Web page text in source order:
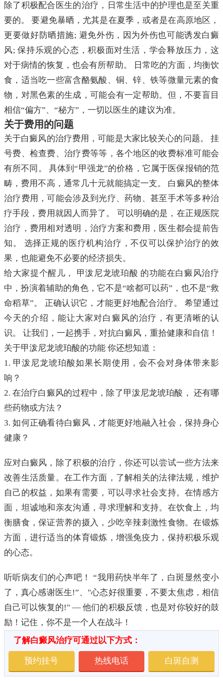
除了积极配合医生的治疗，日常生活中的护理也是至关重
要的。 要避免暴晒，尤其是在夏季，或者是在高原地区，
更要做好防晒措施; 避免外伤，因为外伤也可能诱发白癜
风; 保持乐观的心态，积极面对生活，学会释放压力，这
对于病情的恢复，也会有所帮助。 日常吃的方面，均衡饮
食，适当吃一些富含酪氨酸、铜、锌、铁等微量元素的食
物，对黑色素的生成，可能会有一定帮助。但，不要盲目
相信“偏方”、“秘方”，一切以医生的建议为准。
关于费用的问题
关于白癜风的治疗费用，可能是大家比较关心的问题。 挂
号费、检查费、治疗费等等，各个地区的收费标准可能会
有所不同。 具体到“甲强龙”的价格，它属于医保报销的范
畴，费用不高，通常几十元就能搞定一支。 白癜风的整体
治疗费用，可能会涉及到光疗、药物、甚至手术等多种治
疗手段，费用就因人而异了。 可以明确的是，在正规医院
治疗，费用相对透明，治疗方案和费用，医生都会提前告
知。 选择正规的医疗机构治疗，不仅可以保护治疗的效
果，也能避免不必要的经济损失。
给大家提个醒儿， 甲泼尼龙琥珀酸 的功能在白癜风治疗
中，扮演着辅助的角色，它不是“啥都可以药”，也不是“救
命稻草”。 正确认识它，才能更好地配合治疗。 希望通过
今天的介绍，能让大家对白癜风的治疗，有更清晰的认
识。 让我们，一起携手，对抗白癜风，重拾健康和自信！
关于甲泼尼龙琥珀酸的功能 你还想知道：
1. 甲泼尼龙琥珀酸如果长期使用，会不会对身体带来影
响？
2. 在治疗白癜风的过程中，除了甲泼尼龙琥珀酸， 还有哪
些药物或方法？
3. 如何正确看待白癜风，才能更好地融入社会，保持身心
健康？
应对白癜风，除了积极的治疗，你还可以尝试一些方法来
改善生活质量。在工作方面，了解相关的法律法规，维护
自己的权益，如果有需要，可以寻求社会支持。在情感方
面，坦诚地和亲友沟通，寻求理解和支持。在饮食上，均
衡膳食，保证营养的摄入，少吃辛辣刺激性食物。在锻炼
方面，进行适当的体育锻炼，增强免疫力，保持积极乐观
的心态。
听听病友们的心声吧！ “我用药快半年了，白斑显然变小
了，真心感谢医生!”、"心态好很重要，不要太焦虑，相信
自己可以恢复的!" — 他们的积极反馈，也是对你较好的鼓
励！记住，你不是一个人在战斗！
了解白癜风治疗可通过以下方式：
预约挂号 热线电话 白斑自测